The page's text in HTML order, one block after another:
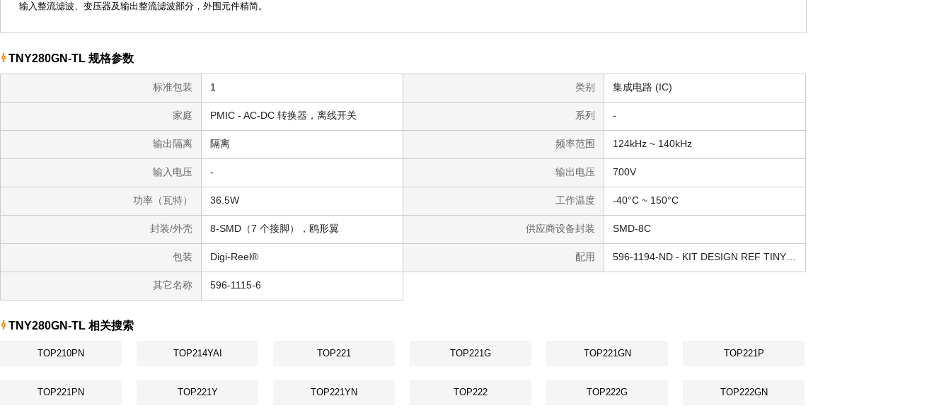
输入整流滤波、变压器及输出整流滤波部分，外围元件精简。
TNY280GN-TL 规格参数
标准包装 1 类别 集成电路 (IC)
家庭 PMIC - AC-DC 转换器，离线开关 系列 -
输出隔离 隔离 频率范围 124kHz ~ 140kHz
输入电压 - 输出电压 700V
功率（瓦特） 36.5W 工作温度 -40°C ~ 150°C
封装/外壳 8-SMD（7 个接脚），鸥形翼 供应商设备封装 SMD-8C
包装 Digi-Reel® 配用
其它名称 596-1115-6
TNY280GN-TL 相关搜索
TOP210PN TOP214YAI TOP221 TOP221G TOP221GN TOP221P
TOP221PN TOP221Y TOP221YN TOP222 TOP222G TOP222GN